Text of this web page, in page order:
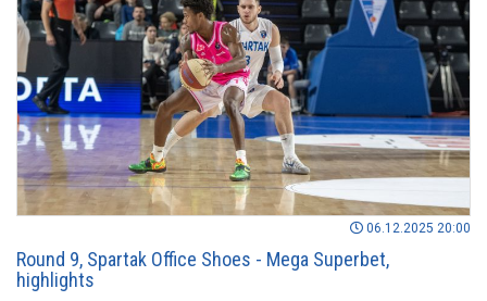
06.12.2025 20:00
Round 9, Spartak Office Shoes - Mega Superbet,
highlights